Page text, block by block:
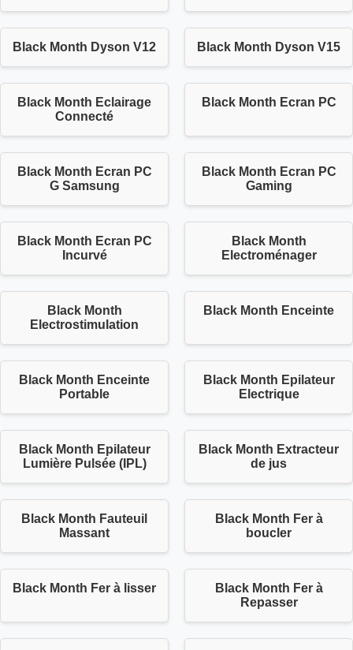
Black Month Dyson V12 Black Month Dyson V15
Black Month Eclairage
Connecté
Black Month Ecran PC
Black Month Ecran PC
G Samsung
Black Month Ecran PC
Gaming
Black Month Ecran PC
Incurvé
Black Month
Electroménager
Black Month
Electrostimulation
Black Month Enceinte
Black Month Enceinte
Portable
Black Month Epilateur
Electrique
Black Month Epilateur
Lumière Pulsée (IPL)
Black Month Extracteur
de jus
Black Month Fauteuil
Massant
Black Month Fer à
boucler
Black Month Fer à lisser
Black Month Fer à
Repasser